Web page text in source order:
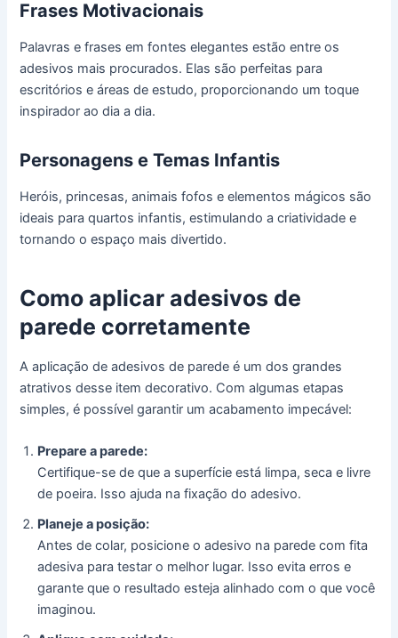
Frases Motivacionais
Palavras e frases em fontes elegantes estão entre os
adesivos mais procurados. Elas são perfeitas para
escritórios e áreas de estudo, proporcionando um toque
inspirador ao dia a dia.
Personagens e Temas Infantis
Heróis, princesas, animais fofos e elementos mágicos são
ideais para quartos infantis, estimulando a criatividade e
tornando o espaço mais divertido.
Como aplicar adesivos de
parede corretamente
A aplicação de adesivos de parede é um dos grandes
atrativos desse item decorativo. Com algumas etapas
simples, é possível garantir um acabamento impecável:
Prepare a parede:
Certifique-se de que a superfície está limpa, seca e livre
de poeira. Isso ajuda na fixação do adesivo.
Planeje a posição:
Antes de colar, posicione o adesivo na parede com fita
adesiva para testar o melhor lugar. Isso evita erros e
garante que o resultado esteja alinhado com o que você
imaginou.